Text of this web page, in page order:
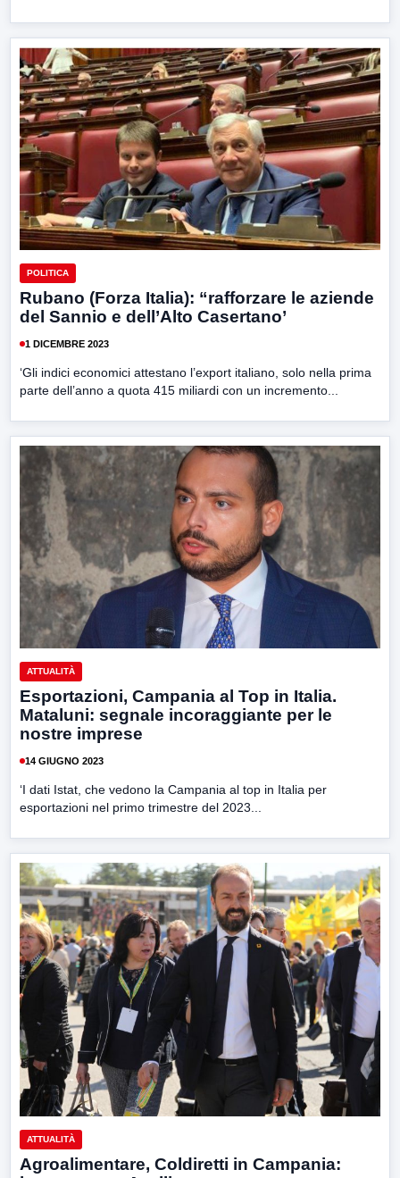
POLITICA
Rubano (Forza Italia): “rafforzare le aziende
del Sannio e dell’Alto Casertano’
1 DICEMBRE 2023
‘Gli indici economici attestano l’export italiano, solo nella prima
parte dell’anno a quota 415 miliardi con un incremento...
ATTUALITÀ
Esportazioni, Campania al Top in Italia.
Mataluni: segnale incoraggiante per le
nostre imprese
14 GIUGNO 2023
‘I dati Istat, che vedono la Campania al top in Italia per
esportazioni nel primo trimestre del 2023...
ATTUALITÀ
Agroalimentare, Coldiretti in Campania: